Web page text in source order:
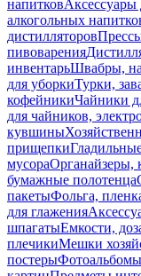
напитковАксессуары
алкогольных
дистилляторов
пивоварения
инвентарьШвабры,
для уборкиТурки,
кофейникиЧайники
для чайников,
кувшины
прищепки
мусораОрганайзеры,
бумажные полотенца
пакетыФольга,
для глажения
шпагатыЕмкости,
плечикиМешки
постерыФотоальбомы